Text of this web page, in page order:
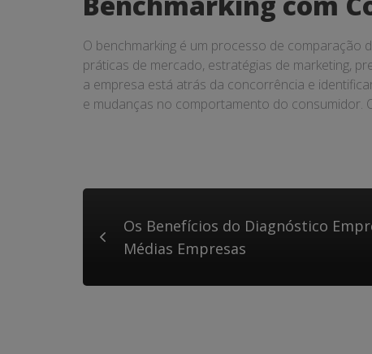
O benchmarking é um processo de comparação
práticas de mercado, estratégias de marketing,
a empresa está atrás da concorrência e
e mudanças no comportamento do consumidor.
Os Benefícios do Diagnóstico
Médias Empresas